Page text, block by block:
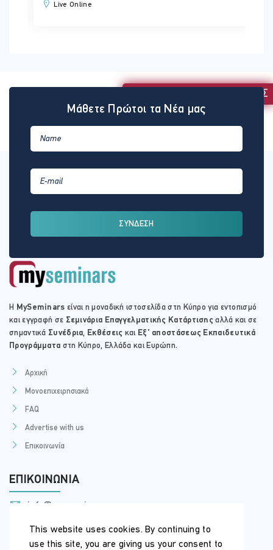
This website uses cookies. By continuing to
use this site, you are giving us your consent to
Live Online
ΕΚΔΗΛΩΣΗ ΕΝΔΙΑΦΕΡΟΝΤΟΣ
Μάθετε Πρώτοι τα Νέα μας
ΣΥΝΔΕΣΗ
Η MySeminars είναι η μοναδική ιστοσελίδα στη Κύπρο για εντοπισμό
και εγγραφή σε Σεμινάρια Επαγγελματικής Κατάρτισης αλλά και σε
σημαντικά Συνέδρια, Εκθέσεις και Εξ' αποστάσεως Εκπαιδευτικά
Προγράμματα στη Κύπρο, Ελλάδα και Ευρώπη.
Αρχική
Μονοεπιχειρησιακά
FAQ
Advertise with us
Επικοινωνία
ΕΠΙΚΟΙΝΩΝΊΑ
info@myseminars.com.cy
+357 99 398 200